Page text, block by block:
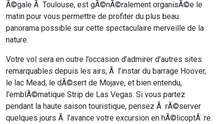
Ã©gale Ã Toulouse, est gÃ©nÃ©ralement organisÃ©e le
matin pour vous permettre de profiter du plus beau
panorama possible sur cette spectaculaire merveille de la
nature.
Votre vol sera en outre l’occasion d’admirer d’autres sites
remarquables depuis les airs, Ã l’instar du barrage Hoover,
le lac Mead, le dÃ©sert de Mojave, et bien entendu,
l’emblÃ©matique Strip de Las Vegas. Si vous partez
pendant la haute saison touristique, pensez Ã rÃ©server
quelques jours Ã l’avance votre excursion en hÃ©licoptÃ¨re.